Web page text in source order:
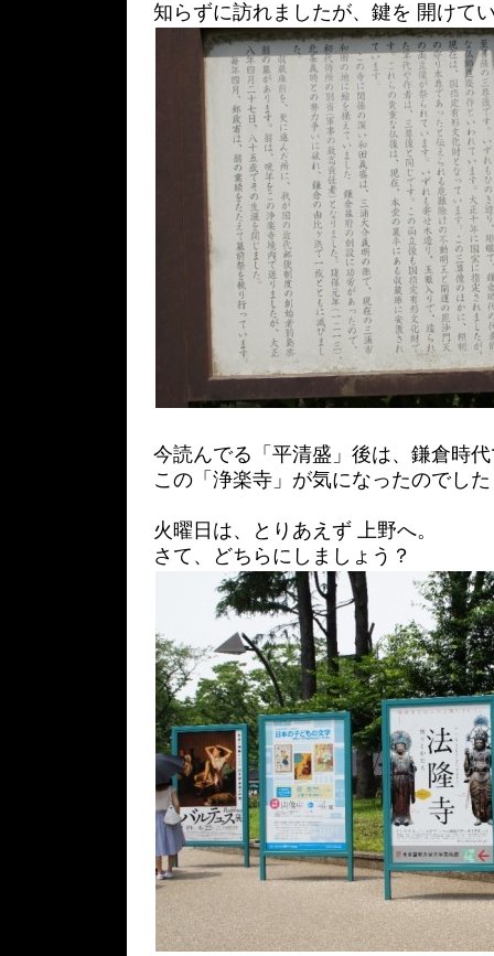
知らずに訪れましたが、鍵を 開けて
今読んでる「平清盛」後は、鎌倉時
この「浄楽寺」が気になったのでし
火曜日は、とりあえず 上野へ。
さて、どちらにしましょう？